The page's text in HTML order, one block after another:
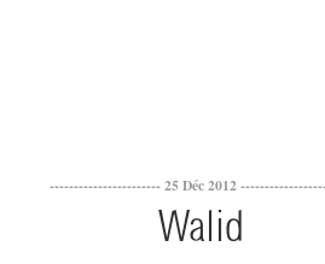
----------------------- 25 Déc 2012
Walid